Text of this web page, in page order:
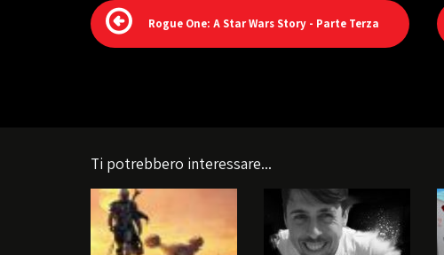
Rogue One: A Star Wars Story - Parte Terza
Ti potrebbero interessare...